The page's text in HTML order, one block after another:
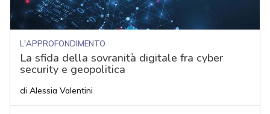
L'APPROFONDIMENTO
La sfida della sovranità digitale fra cyber
security e geopolitica
di Alessia Valentini